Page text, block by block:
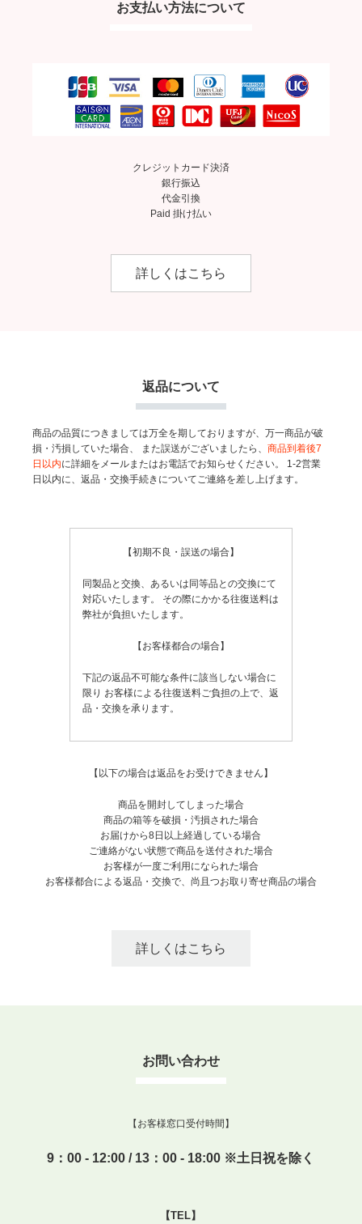
お支払い方法について
クレジットカード決済
銀行振込
代金引換
Paid 掛け払い
詳しくはこちら
返品について
商品の品質につきましては万全を期しておりますが、万一商品が破
損・汚損していた場合、
また誤送がございましたら、商品到着後7
日以内に詳細をメールまたはお電話でお知らせください。
1-2営業
日以内に、返品・交換手続きについてご連絡を差し上げます。
【初期不良・誤送の場合】
同製品と交換、あるいは同等品との交換にて
対応いたします。
その際にかかる往復送料は
弊社が負担いたします。
【お客様都合の場合】
下記の返品不可能な条件に該当しない場合に
限り お客様による往復送料ご負担の上で、返
品・交換を承ります。
【以下の場合は返品をお受けできません】
商品を開封してしまった場合
商品の箱等を破損・汚損された場合
お届けから8日以上経過している場合
ご連絡がない状態で商品を送付された場合
お客様が一度ご利用になられた場合
お客様都合による返品・交換で、尚且つお取り寄せ商品の場合
詳しくはこちら
お問い合わせ
【お客様窓口受付時間】
9：00 - 12:00 / 13：00 - 18:00 ※土日祝を除く
【TEL】